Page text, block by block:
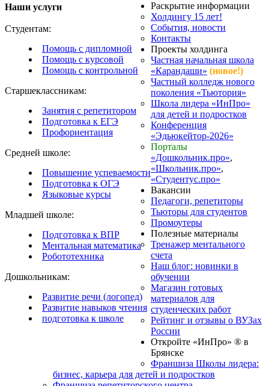
Наши услуги
Студентам:
Помощь с дипломной
Помощь с курсовой
Помощь с контрольной
Старшеклассникам:
Занятия с репетитором
Подготовка к ЕГЭ
Профориентация
Средней школе:
Повышение успеваемости
Подготовка к ОГЭ
Языковые курсы
Младшей школе:
Подготовка к ВПР
Ментальная математика
Робототехника
Дошкольникам:
Развитие речи (логопед)
Развитие навыков чтения
подготовка к школе
Раскрытие информации
Холдингу 15 лет!
События, новости
Контакты
Проекты холдинга
Частная начальная школа
«Карандаши» (новое!)
Частный колледж нового
поколения «Тьютория»
Школа лидера «ИнПро»
для детей и подростков
Конференция
«Эдьюкейтор-2026»
Порталы
«Дошкольник.про»,
«Школьник.про»,
«Студентус.про»
Вакансии
Педагоги, репетиторы
Тьюторы для студентов
Промоутеры
Полезные материалы
Тренажер ментального
счета
Наш блог: новинки в
обучении
Магазин готовых
материалов для
студенческих работ
Рейтинг и отзывы о ВУЗах
России
Откройте «ИнПро» ® в
Брянске
Франшиза Школы лидера:
бизнес, карьера для детей и подростков